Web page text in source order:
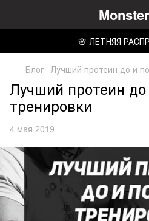
🌸 ЛЕТНЯЯ
Блог Лучший протеин до и
Лучший протеин
тренировки
4 мая 2019